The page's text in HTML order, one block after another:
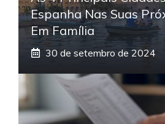
Espanha Nas Suas
Em Família
30 de setembro de 2024